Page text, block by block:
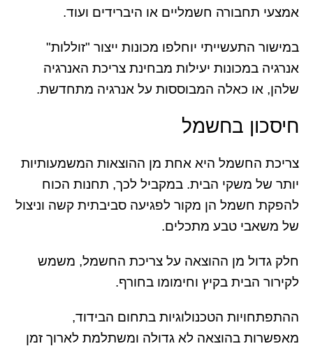
אמצעי תחבורה חשמליים או היברידים ועוד.
במישור התעשייתי יוחלפו מכונות ייצור "זוללות"
אנרגיה במכונות יעילות מבחינת צריכת האנרגיה
שלהן, או כאלה המבוססות על אנרגיה מתחדשת.
חיסכון בחשמל
צריכת החשמל היא אחת מן ההוצאות המשמעותיות
יותר של משקי הבית. במקביל לכך, תחנות הכוח
להפקת חשמל הן מקור לפגיעה סביבתית קשה וניצול
של משאבי טבע מתכלים.
חלק גדול מן ההוצאה על צריכת החשמל, משמש
לקירור הבית בקיץ וחימומו בחורף.
ההתפתחויות הטכנולוגיות בתחום הבידוד,
מאפשרות בהוצאה לא גדולה ומשתלמת לארוך זמן